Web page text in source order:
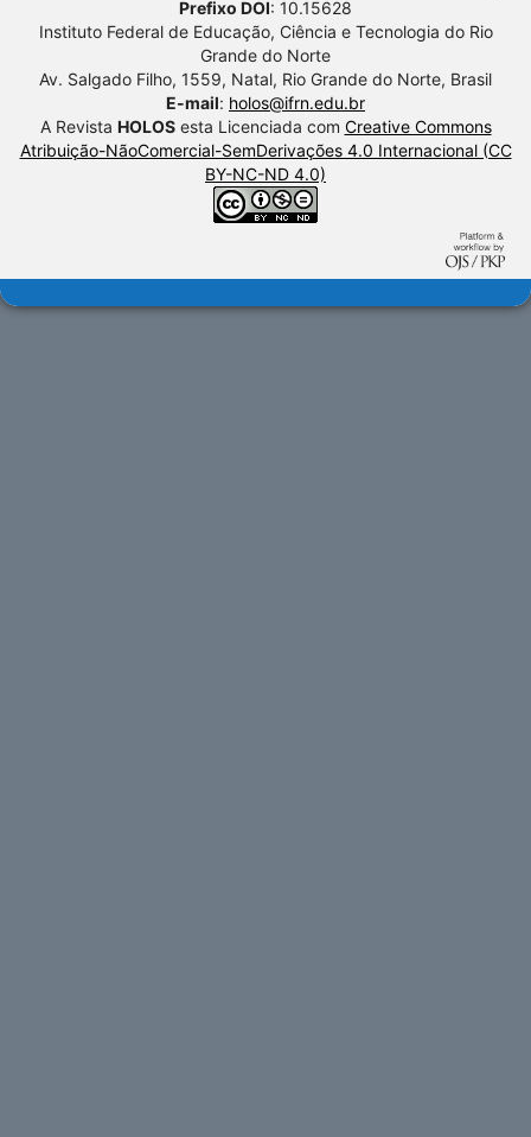
Prefixo DOI: 10.15628
Instituto Federal de Educação, Ciência e Tecnologia do Rio
Grande do Norte
Av. Salgado Filho, 1559, Natal, Rio Grande do Norte, Brasil
E-mail: holos@ifrn.edu.br
A Revista HOLOSesta Licenciada com Creative Commons
Atribuição-NãoComercial-SemDerivações 4.0 Internacional (CC
BY-NC-ND 4.0)